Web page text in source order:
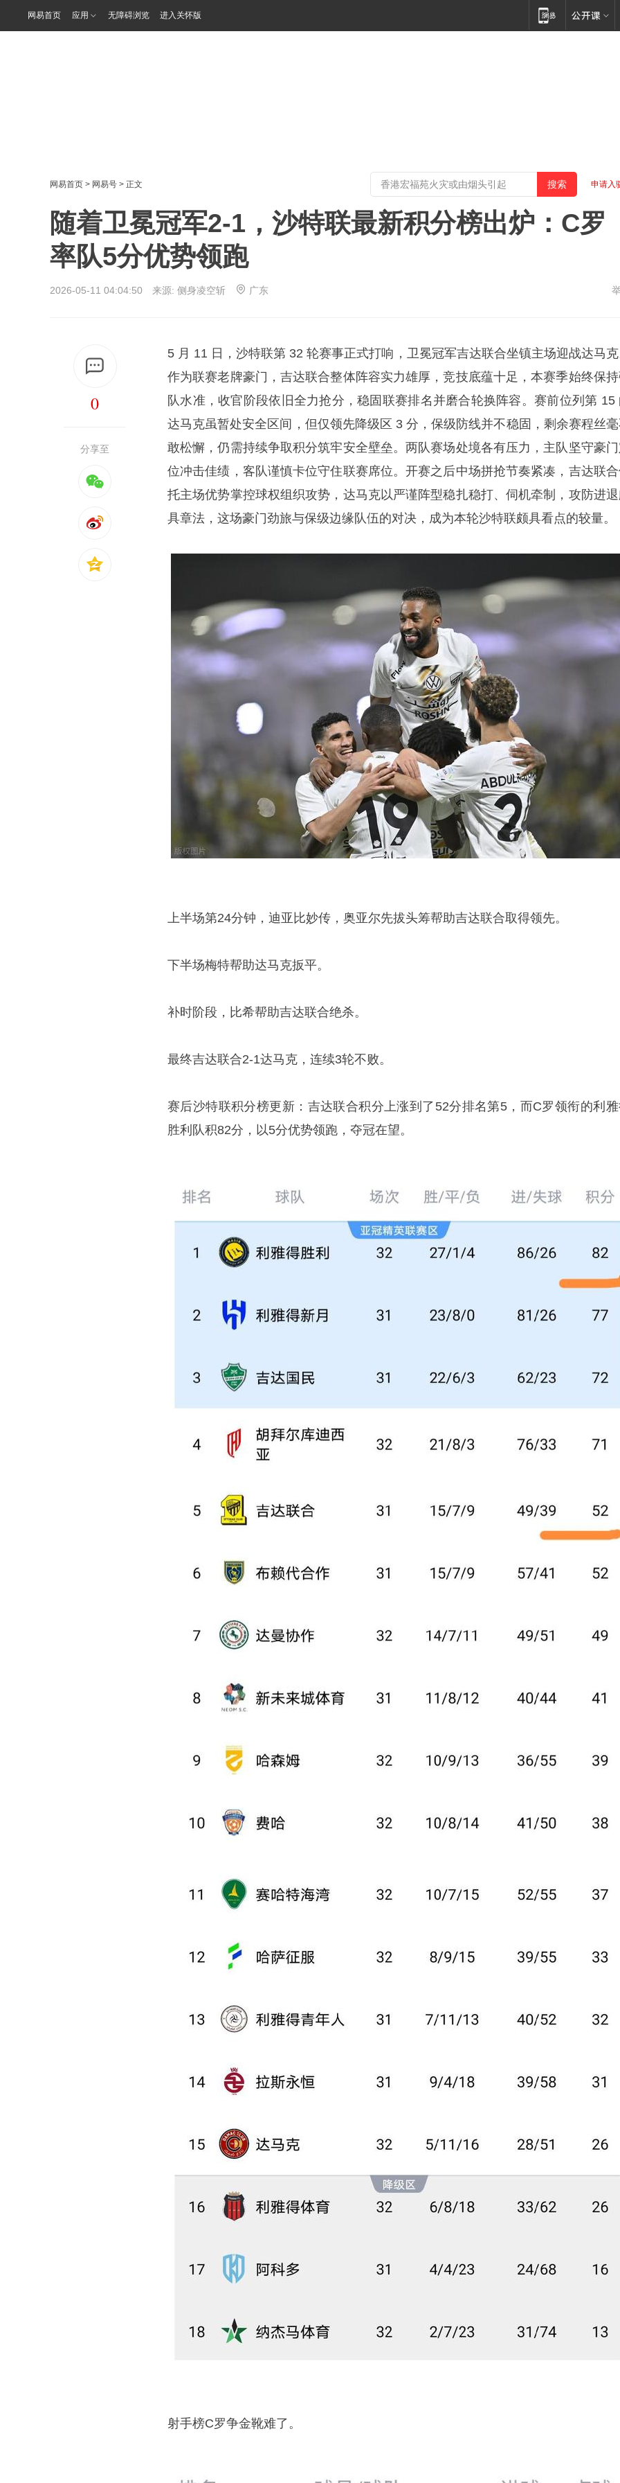
网易首页 应用 无障碍浏览 进入关怀版
网易首页 > 网易号 > 正文 申请入
随着卫冕冠军2-1，沙特联最新积分榜出炉：C罗
率队5分优势领跑
2026-05-11 04:04:50 来源: 侧身凌空斩 广东
0
分享至
5 月 11 日，沙特联第 32 轮赛事正式打响，卫冕冠军吉达联合坐镇主场迎战达马
作为联赛老牌豪门，吉达联合整体阵容实力雄厚，竞技底蕴十足，本赛季始终保
队水准，收官阶段依旧全力抢分，稳固联赛排名并磨合轮换阵容。赛前位列第 15
达马克虽暂处安全区间，但仅领先降级区 3 分，保级防线并不稳固，剩余赛程丝
敢松懈，仍需持续争取积分筑牢安全壁垒。两队赛场处境各有压力，主队坚守豪
位冲击佳绩，客队谨慎卡位守住联赛席位。开赛之后中场拼抢节奏紧凑，吉达联
托主场优势掌控球权组织攻势，达马克以严谨阵型稳扎稳打、伺机牵制，攻防进
具章法，这场豪门劲旅与保级边缘队伍的对决，成为本轮沙特联颇具看点的较量。
上半场第24分钟，迪亚比妙传，奥亚尔先拔头筹帮助吉达联合取得领先。
下半场梅特帮助达马克扳平。
补时阶段，比希帮助吉达联合绝杀。
最终吉达联合2-1达马克，连续3轮不败。
赛后沙特联积分榜更新：吉达联合积分上涨到了52分排名第5，而C罗领衔的利
胜利队积82分，以5分优势领跑，夺冠在望。
射手榜C罗争金靴难了。